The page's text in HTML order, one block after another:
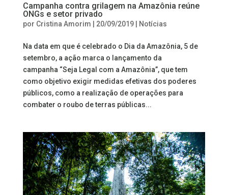
Campanha contra grilagem na Amazônia reúne
ONGs e setor privado
por Cristina Amorim 20/09/2019| Notícias
Na data em que é celebrado o Dia da Amazônia, 5 de
setembro, a ação marca o lançamento da
campanha “Seja Legal com a Amazônia”, que tem
como objetivo exigir medidas efetivas dos poderes
públicos, como a realização de operações para
combater o roubo de terras públicas...